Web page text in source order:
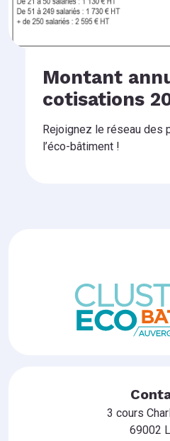
Montant
cotisations
Rejoignez le réseau des
l’éco-bâtiment !
3 cours
69002